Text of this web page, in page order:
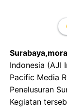
Indonesia (AJI
Pacific Media
Penelusuran
Kegiatan